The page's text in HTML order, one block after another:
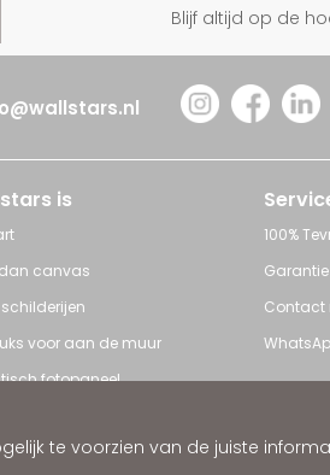
te voorzien van de juiste
Blijf altijd op de
is
canvas
voor aan de muur
fotopaneel
100%
Contact